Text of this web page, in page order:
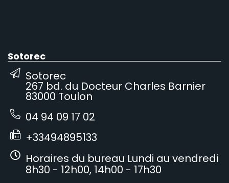
Sotorec
Sotorec
267 bd. du Docteur Charles Barnier
83000 Toulon
04 94 09 17 02
+33494895133
Horaires du bureau Lundi au vendredi
8h30 - 12h00, 14h00 - 17h30